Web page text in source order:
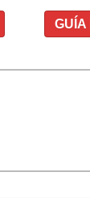
GUÍA